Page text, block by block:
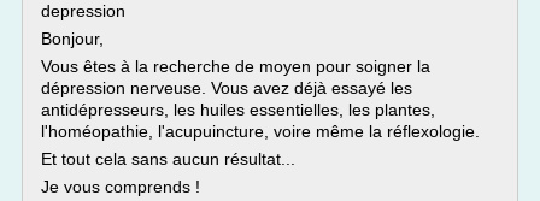
depression
Bonjour,
Vous êtes à la recherche de moyen pour soigner la
dépression nerveuse. Vous avez déjà essayé les
antidépresseurs, les huiles essentielles, les plantes,
l'homéopathie, l'acupuincture, voire même la réflexologie.
Et tout cela sans aucun résultat...
Je vous comprends !